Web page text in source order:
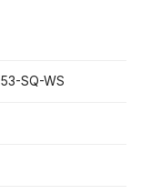
SQ-WS